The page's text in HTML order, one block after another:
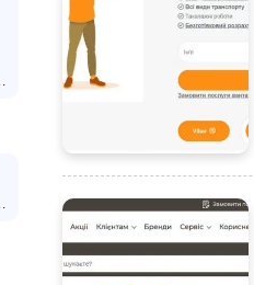
та встановленням
електроніки